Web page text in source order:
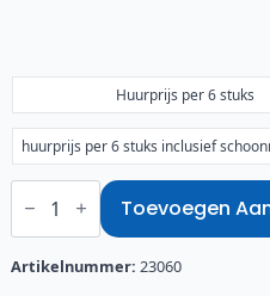
Huurprijs per 6 stuks
huurprijs per 6 stuks inclusief
Tafellepel
puntfilet Toevoegen
Artikelnummer: 23060